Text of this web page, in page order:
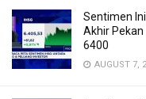
Sentimen
Akhir
6400
AUGUST 7,